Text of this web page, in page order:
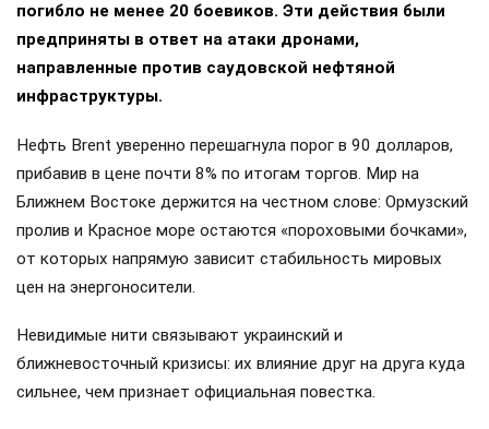
погибло не менее 20 боевиков. Эти действия были
предприняты в ответ на атаки дронами,
направленные против саудовской нефтяной
инфраструктуры.
Нефть Brent уверенно перешагнула порог в 90 долларов,
прибавив в цене почти 8% по итогам торгов. Мир на
Ближнем Востоке держится на честном слове: Ормузский
пролив и Красное море остаются «пороховыми бочками»,
от которых напрямую зависит стабильность мировых
цен на энергоносители.
Невидимые нити связывают украинский и
ближневосточный кризисы: их влияние друг на друга куда
сильнее, чем признает официальная повестка.